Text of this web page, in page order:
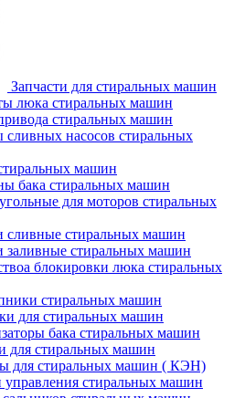
Запчасти для стиральных машин
люка стиральных машин
стиральных машин
насосов стиральных
машин
бака стиральных машин
для моторов стиральных
сливные стиральных машин
стиральных машин
блокировки люка стиральных
стиральных машин
для стиральных машин
бака стиральных машин
для стиральных машин
для стиральных машин ( КЭН)
стиральных машин